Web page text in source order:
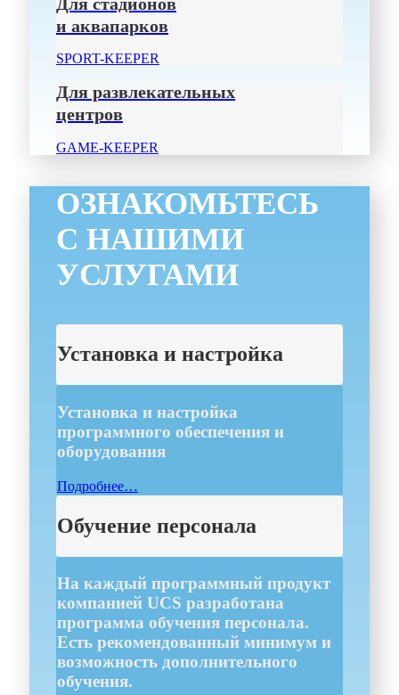
и аквапарков
SPORT-KEEPER
Для развлекательных
центров
GAME-KEEPER
ОЗНАКОМЬТЕСЬ
С НАШИМИ
УСЛУГАМИ
Установка и настройка
Установка и настройка
программного обеспечения и
оборудования
Подробнее…
Обучение персонала
На каждый программный продукт
компанией UCS разработана
программа обучения персонала.
Есть рекомендованный минимум и
возможность дополнительного
обучения.